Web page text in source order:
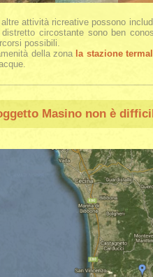
, altre attività ricreative possono
circostante sono ben
possibili.
della zona la stazione
Masinonon è